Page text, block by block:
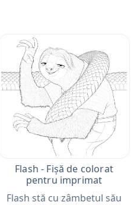
Flash - Fișă de colorat
pentru imprimat
Flash stă cu zâmbetul său